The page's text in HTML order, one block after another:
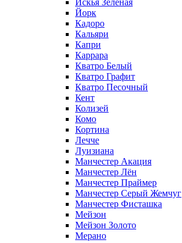
Йорк
Кадоро
Кальяри
Капри
Каррара
Кватро Белый
Кватро Графит
Кватро Песочный
Кент
Колизей
Комо
Кортина
Лечче
Луизиана
Манчестер Акация
Манчестер Лён
Манчестер Праймер
Манчестер Серый Жемчуг
Манчестер Фисташка
Мейзон
Мейзон Золото
Мерано